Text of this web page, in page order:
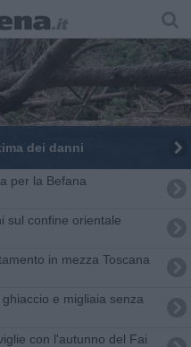
dei danni
per la Befana
sul confine orientale
in mezza Toscana
e migliaia senza
con l'autunno del Fai